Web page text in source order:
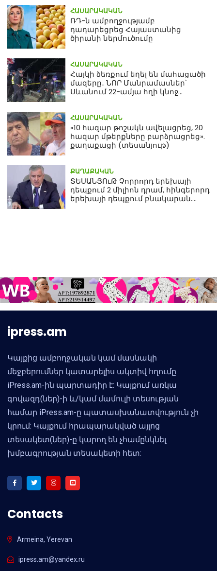
ՀԱՍԱՐԱԿԱԿԱՆ
ՌԴ-ն ամբողջությամբ
դադարեցրեց Հայաստանից
ծիրանի ներմուծումը
ՀԱՍԱՐԱԿԱԿԱՆ
Հայկի ձեռքում եղել են մահացածի
մազերը․ ՆՈՐ Մանրամասներ՝
Սևանում 22-ամյա հղի կնոջ
ՀԱՍԱՐԱԿԱԿԱՆ
«10 հազար թոշակն ավելացրեց, 20
հազար մթերքները բարձրացրեց».
քաղաքացի (տեսանյութ)
ՔԱՂԱՔԱԿԱՆ
ՏԵՍԱՆՅՈւԹ Չորրորդ երեխայի
դեպքում 2 միլիոն դրամ, հինգերորդ
երեխայի դեպքում բնակարան.
ipress.am
Կայքից ամբողջական կամ մասնակի
մեջբերումներ կատարելիս ակտիվ հղումը
iPress.am-ին պարտադիր է: Կայքում առկա
գովազդ(ներ)-ի և/կամ մամուլի տեսության
համար iPress.am-ը պատասխանատվություն չի
կրում: Կայքում հրապարակված այլոց
տեսակետ(ներ)-ը կարող են չհամընկնել
խմբագրության տեսակետի հետ:
Contacts
Armeina, Yerevan
ipress.am@yandex.ru